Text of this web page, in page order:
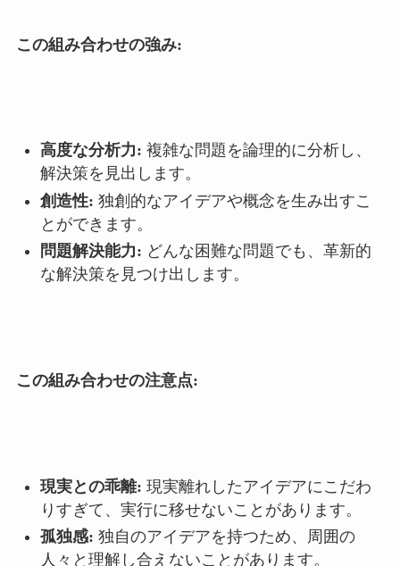
この組み合わせの強み:
高度な分析力: 複雑な問題を論理的に分析し、
解決策を見出します。
創造性: 独創的なアイデアや概念を生み出すこ
とができます。
問題解決能力: どんな困難な問題でも、革新的
な解決策を見つけ出します。
この組み合わせの注意点:
現実との乖離: 現実離れしたアイデアにこだわ
りすぎて、実行に移せないことがあります。
孤独感: 独自のアイデアを持つため、周囲の
人々と理解し合えないことがあります。